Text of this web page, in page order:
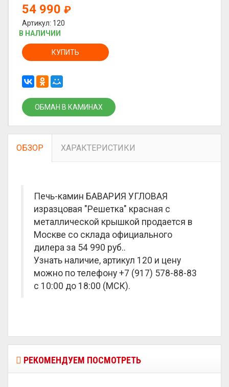
54 990 ₽
Артикул: 120
В НАЛИЧИИ
КУПИТЬ
ОБМАН В КАМИНАХ
ОБЗОР ХАРАКТЕРИСТИКИ
Печь-камин БАВАРИЯ УГЛОВАЯ
изразцовая "Решетка" красная с
металлической крышкой продается в
Москве со склада официального
дилера за 54 990 руб..
Узнать наличие, артикул 120 и цену
можно по телефону +7 (917) 578-88-83
с 10:00 до 18:00 (МСК).
РЕКОМЕНДУЕМ ПОСМОТРЕТЬ